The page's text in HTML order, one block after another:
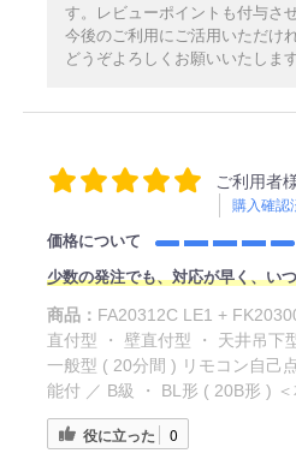
す。レビューポイントも付与さ
今後のご利用にご活用いただけ
どうぞよろしくお願いいたします
ご利用者
購入確認
価格について
少数の発注でも、対応が早く、い
商品： FA20312C LE1 +
直付型 ・ 壁直付型 ・ 天井吊下
一般型 ( 20分間 ) リモコン自己
能付 ／ B級 ・ BL形 ( 20B形 )
役に立った 0